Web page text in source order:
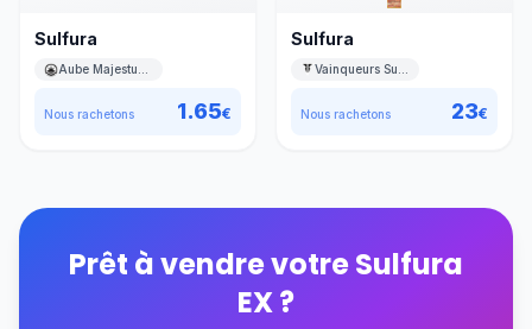
Sulfura
Nous rachetons 1.65€
Sulfura
Nous rachetons 23€
Prêt à vendre votreSulfura
EX?